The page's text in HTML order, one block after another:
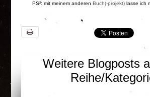
PS²: mit meinem anderen Buch(-projekt)lasse ich
Weitere Blogposts
Reihe/